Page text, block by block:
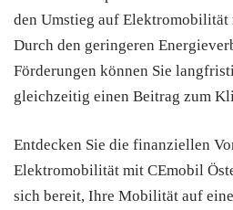
den Umstieg auf
Durch den geringeren
Förderungen können Sie
gleichzeitig einen Beitrag zum
Entdecken Sie die finanziellen
Elektromobilität mit CEmobil
sich bereit, Ihre Mobilität auf